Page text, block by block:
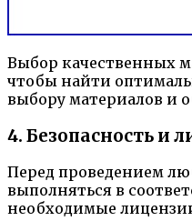
Выбор качественных
чтобы найти
выбору материалов и
4. Безопасность и
Перед проведением
выполняться в
необходимые